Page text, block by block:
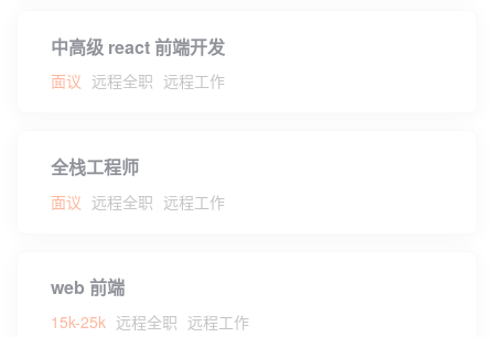
中高级 react 前端开发
面议 远程全职 远程工作
全栈工程师
面议 远程全职 远程工作
web 前端
15k-25k 远程全职 远程工作